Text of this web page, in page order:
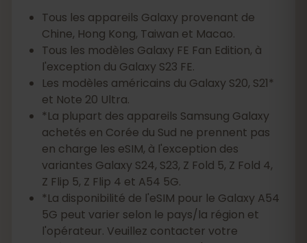
Tous les appareils Galaxy provenant de
Chine, Hong Kong, Taiwan et Macao.
Tous les modèles Galaxy FE Fan Edition, à
l'exception du Galaxy S23 FE.
Les modèles américains du Galaxy S20, S21*
et Note 20 Ultra.
*La plupart des appareils Samsung Galaxy
achetés en Corée du Sud ne prennent pas
en charge les eSIM, à l'exception des
variantes Galaxy S24, S23, Z Fold 5, Z Fold 4,
Z Flip 5, Z Flip 4 et A54 5G.
*La disponibilité de l'eSIM pour le Galaxy A54
5G peut varier selon le pays/la région et
l'opérateur. Veuillez contacter votre